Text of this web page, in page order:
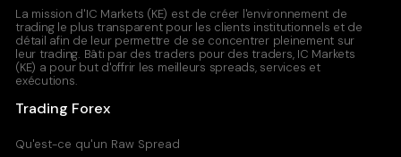
0.8 0.17
USDJPY
0
La mission d'IC Markets (KE) est de créer l'environnement de
trading le plus transparent pour les clients institutionnels et de
détail afin de leur permettre de se concentrer pleinement sur
leur trading. Bâti par des traders pour des traders, IC Markets
(KE) a pour but d'offrir les meilleurs spreads, services et
exécutions.
Trading Forex
Qu'est-ce qu'un Raw Spread